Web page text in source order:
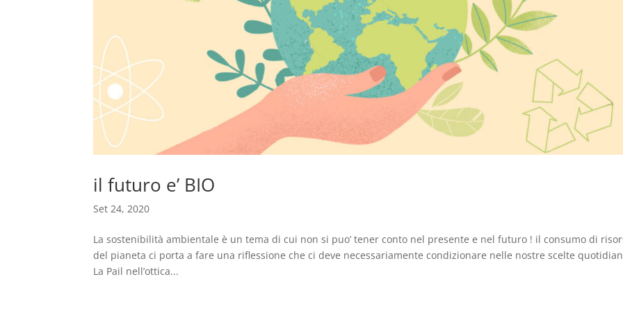
il futuro e’ BIO
Set 24, 2020
La sostenibilità ambientale è un tema di cui non si puo’ tener conto nel presente e nel futuro ! il consumo di
del pianeta ci porta a fare una riflessione che ci deve necessariamente condizionare nelle nostre scelte
La Pail nell’ottica...